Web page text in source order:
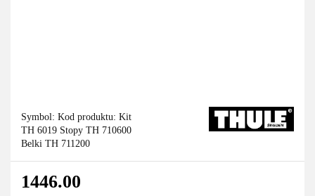
Symbol: Kod produktu: Kit
TH 6019 Stopy TH 710600
Belki TH 711200
1446.00